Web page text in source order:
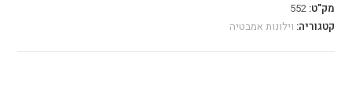
מק"ט:552
קטגוריה: וילונות אמבטיה